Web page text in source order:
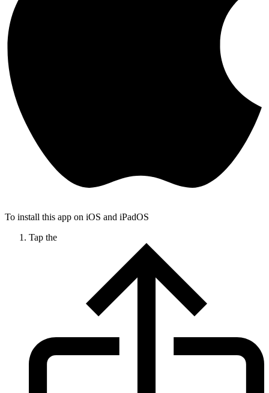
To install this app on iOS and iPadOS
Tap the